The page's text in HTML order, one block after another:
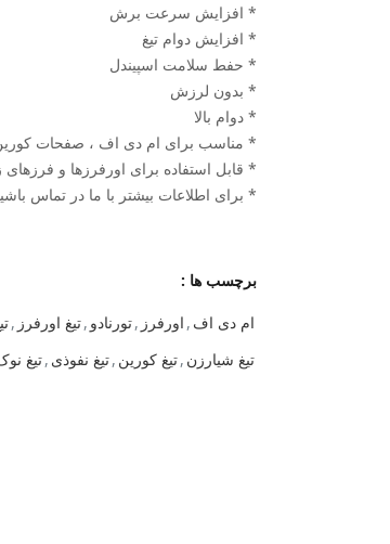
* افزایش سرعت برش
* افزایش دوام تیغ
* حفط سلامت اسپیندل
* بدون لرزش
* دوام بالا
* مناسب برای ام دی اف ، صفحات
* قابل استفاده برای اورفرزها و
* برای اطلاعات بیشتر با ما در تماس
برچسب ها :
ام دی اف , اورفرز ,تورنادو ,تیغ اورفرز ,
تیغ شیارزن ,تیغ کورین ,تیغ نفوذی ,تیغ